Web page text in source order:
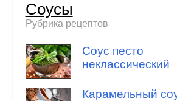
Соусы
Рубрика рецептов
Соус песто
неклассический
Карамельный